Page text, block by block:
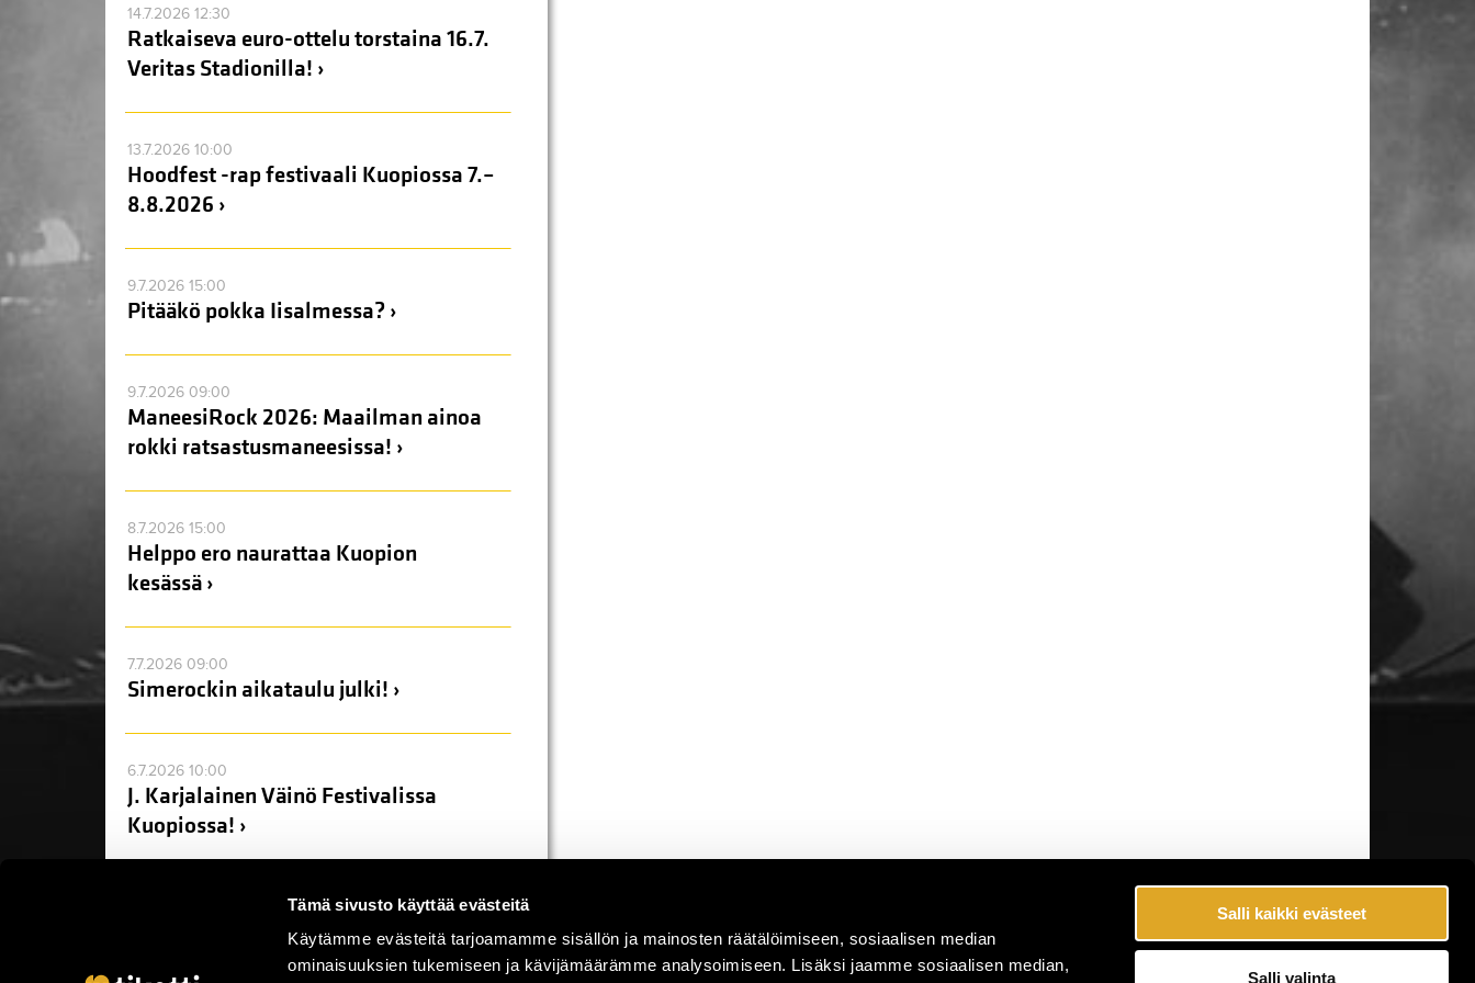
Tämä sivusto käyttää evästeitä
Käytämme evästeitä tarjoamamme sisällön ja mainosten räätälöimiseen, sosiaalisen median
ominaisuuksien tukemiseen ja kävijämäärämme analysoimiseen. Lisäksi jaamme sosiaalisen median,
Salli kaikki evästeet
Salli valinta
14.7.2026 12:30
Ratkaiseva euro-ottelu torstaina 16.7.
Veritas Stadionilla! ›
13.7.2026 10:00
Hoodfest -rap festivaali Kuopiossa 7.–
8.8.2026 ›
9.7.2026 15:00
Pitääkö pokka Iisalmessa? ›
9.7.2026 09:00
ManeesiRock 2026: Maailman ainoa
rokki ratsastusmaneesissa! ›
8.7.2026 15:00
Helppo ero naurattaa Kuopion
kesässä ›
7.7.2026 09:00
Simerockin aikataulu julki! ›
6.7.2026 10:00
J. Karjalainen Väinö Festivalissa
Kuopiossa! ›